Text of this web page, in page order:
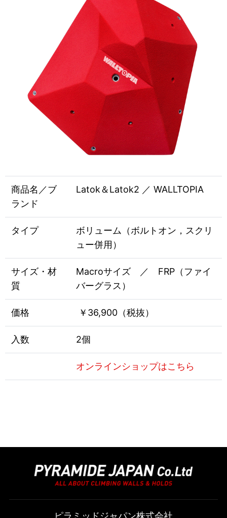
商品名／ブ
ランド
Latok＆Latok2 ／ WALLTOPIA
タイプ
ボリューム（ボルトオン，スクリ
ュー併用）
サイズ・材
質
Macroサイズ ／ FRP（ファイ
バーグラス）
価格 ￥36,900（税抜）
入数 2個
オンラインショップはこちら
ピラミッドジャパン株式会社